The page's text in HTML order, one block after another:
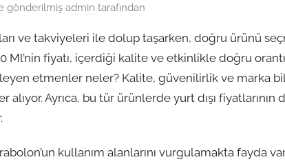
gönderilmiş admin tarafından
ve takviyeleri ile dolup taşarken, doğru ürünü
Ml’nin fiyatı, içerdiği kalite ve etkinlikle doğru
etmenler neler? Kalite, güvenilirlik ve marka
alıyor. Ayrıca, bu tür ürünlerde yurt dışı fiyatlarının
kullanım alanlarını vurgulamakta fayda